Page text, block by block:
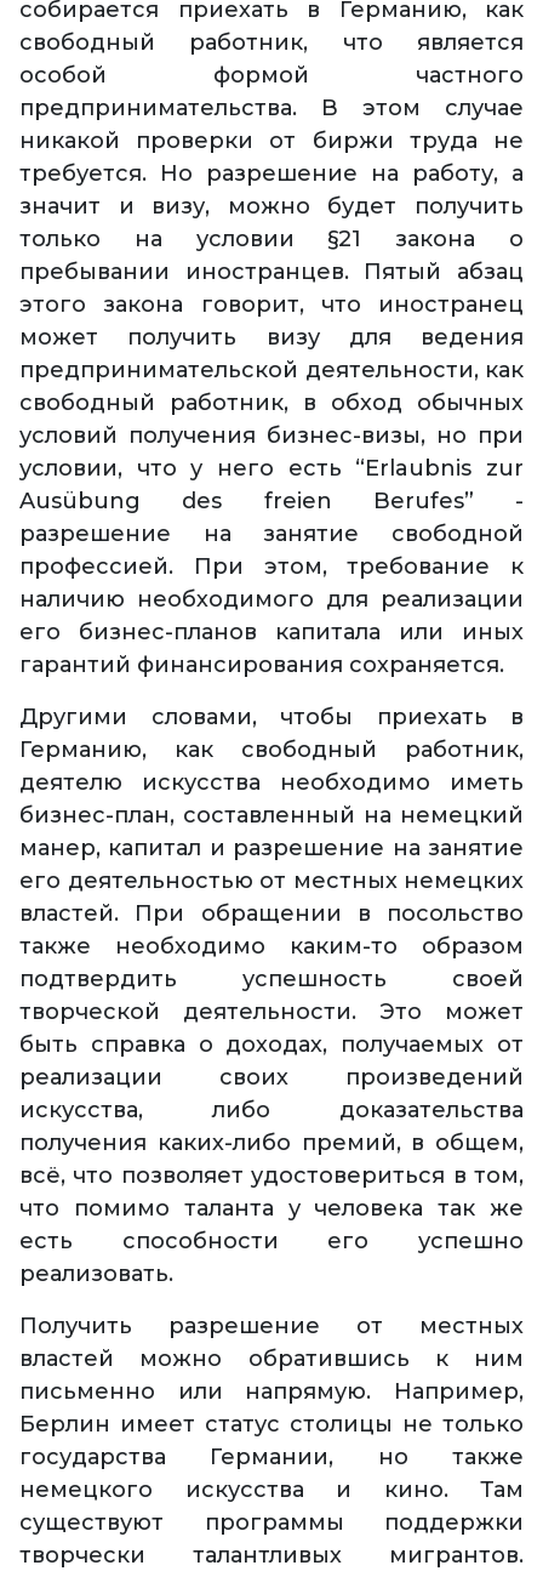
собирается приехать в Германию, как
свободный работник, что является
особой формой частного
предпринимательства. В этом случае
никакой проверки от биржи труда не
требуется. Но разрешение на работу, а
значит и визу, можно будет получить
только на условии §21 закона о
пребывании иностранцев. Пятый абзац
этого закона говорит, что иностранец
может получить визу для ведения
предпринимательской деятельности, как
свободный работник, в обход обычных
условий получения бизнес-визы, но при
условии, что у него есть “Erlaubnis zur
Ausübung des freien Berufes” -
разрешение на занятие свободной
профессией. При этом, требование к
наличию необходимого для реализации
его бизнес-планов капитала или иных
гарантий финансирования сохраняется.
Другими словами, чтобы приехать в
Германию, как свободный работник,
деятелю искусства необходимо иметь
бизнес-план, составленный на немецкий
манер, капитал и разрешение на занятие
его деятельностью от местных немецких
властей. При обращении в посольство
также необходимо каким-то образом
подтвердить успешность своей
творческой деятельности. Это может
быть справка о доходах, получаемых от
реализации своих произведений
искусства, либо доказательства
получения каких-либо премий, в общем,
всё, что позволяет удостовериться в том,
что помимо таланта у человека так же
есть способности его успешно
реализовать.
Получить разрешение от местных
властей можно обратившись к ним
письменно или напрямую. Например,
Берлин имеет статус столицы не только
государства Германии, но также
немецкого искусства и кино. Там
существуют программы поддержки
творчески талантливых мигрантов.